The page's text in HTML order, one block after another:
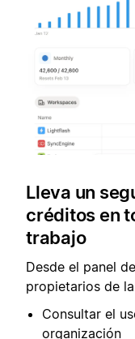
Lleva un
créditos en
trabajo
Desde el panel
propietarios de
Consultar el
organización